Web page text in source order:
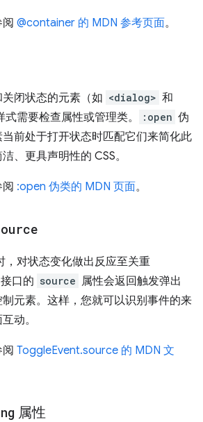
@container 的 MDN 参考页面。
闭状态的元素（如 <dialog> 和
式需要检查属性或管理类。 :open 伪
前处于打开状态时匹配它们来简化此
、更具声明性的 CSS。
:open 伪类的 MDN 页面。
，对状态变化做出反应至关重
接口的 source 属性会返回触发弹出
元素。这样，您就可以识别事件的来
动。
ToggleEvent.source 的 MDN 文
属性